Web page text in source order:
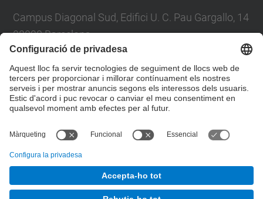
Campus Diagonal Sud, Edifici U. C. Pau Gargallo, 14
08028 Barcelona
E-mail :junta.pasf@upc.edu
Formulari de contacte
Junta PAS Funcionari